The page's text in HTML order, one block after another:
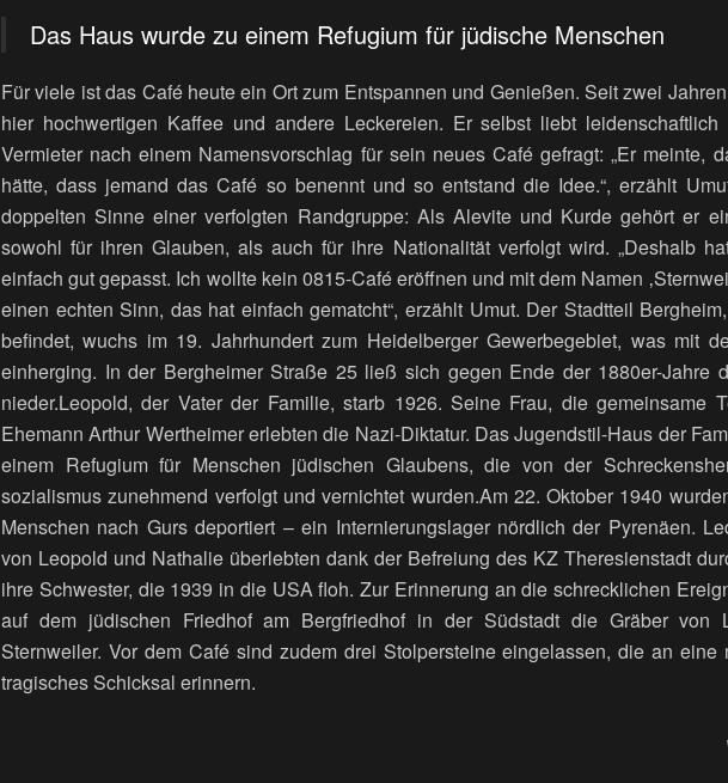
Das Haus wurde zu einem Refugium für jüdische Menschen
Für viele ist das Café heute ein Ort zum Entspannen und Genießen. Seit zwei
hier hochwertigen Kaffee und andere Leckereien. Er selbst liebt
Vermieter nach einem Namensvorschlag für sein neues Café gefragt: „Er meinte,
hätte, dass jemand das Café so benennt und so entstand die Idee.“, erzählt
doppelten Sinne einer verfolgten Randgruppe: Als Alevite und Kurde gehört er
sowohl für ihren Glauben, als auch für ihre Nationalität verfolgt wird. „Deshalb
einfach gut gepasst. Ich wollte kein 0815-Café eröffnen und mit dem Namen
einen echten Sinn, das hat einfach gematcht“, erzählt Umut. Der Stadtteil
befindet, wuchs im 19. Jahrhundert zum Heidelberger Gewerbegebiet, was mit
einherging. In der Bergheimer Straße 25 ließ sich gegen Ende der 1880er-Jahre
nieder.Leopold, der Vater der Familie, starb 1926. Seine Frau, die gemeinsame
Ehemann Arthur Wertheimer erlebten die Nazi-Diktatur. Das Jugendstil-Haus der
einem Refugium für Menschen jüdischen Glaubens, die von der
sozialismus zunehmend verfolgt und vernichtet wurden.Am 22. Oktober 1940
Menschen nach Gurs deportiert – ein Internierungslager nördlich der Pyrenäen.
von Leopold und Nathalie überlebten dank der Befreiung des KZ Theresienstadt
ihre Schwester, die 1939 in die USA floh. Zur Erinnerung an die schrecklichen
auf dem jüdischen Friedhof am Bergfriedhof in der Südstadt die Gräber von
Sternweiler. Vor dem Café sind zudem drei Stolpersteine eingelassen, die an
tragisches Schicksal erinnern.